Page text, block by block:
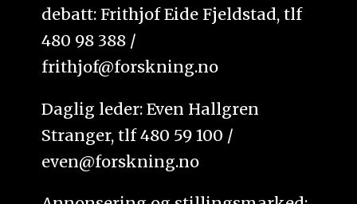
debatt: Frithjof Eide Fjeldstad, tlf
480 98 388 /
frithjof@forskning.no
Daglig leder: Even Hallgren
Stranger, tlf 480 59 100 /
even@forskning.no